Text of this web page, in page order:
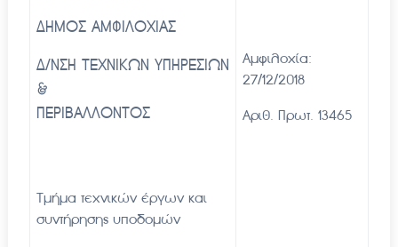
ΔΗΜΟΣ ΑΜΦΙΛΟΧΙΑΣ
Δ/ΝΣΗ ΤΕΧΝΙΚΩΝ ΥΠΗΡΕΣΙΩΝ
&
ΠΕΡΙΒΑΛΛΟΝΤΟΣ
Τμήμα τεχνικών έργων και
συντήρησης υποδομών
Αμφιλοχία:
27/12/2018
Αριθ. Πρωτ. 13465